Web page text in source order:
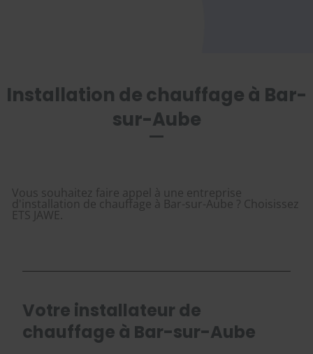
Installation de chauffage à Bar-
sur-Aube
Vous souhaitez faire appel à une entreprise
d'installation de chauffage à Bar-sur-Aube ? Choisissez
ETS JAWE.
Votre installateur de
chauffage à Bar-sur-Aube